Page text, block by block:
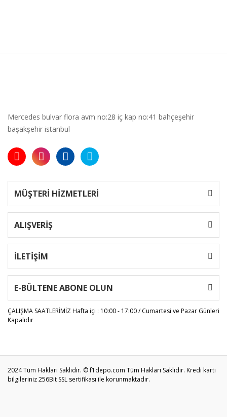
Mercedes bulvar flora avm no:28 iç kap no:41 bahçeşehir
başakşehir istanbul
MÜŞTERİ HİZMETLERİ
ALIŞVERİŞ
İLETİŞİM
E-BÜLTENE ABONE OLUN
ÇALIŞMA SAATLERİMİZHafta içi : 10:00 - 17:00 / Cumartesi ve Pazar Günleri
Kapalıdır
2024 Tüm Hakları Saklıdır. © f1depo.com Tüm Hakları Saklıdır. Kredi kartı
bilgileriniz 256Bit SSL sertifikası ile korunmaktadır.